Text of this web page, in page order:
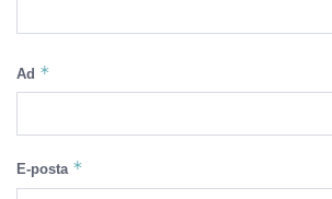
Ad *
E-posta *